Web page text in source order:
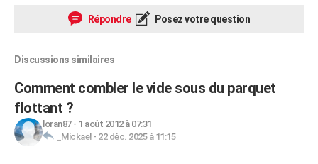
Répondre Posez votre question
Discussions similaires
Comment combler le vide sous du parquet
flottant ?
loran87- 1 août 2012 à 07:31
_Mickael - 22 déc. 2025 à 11:15